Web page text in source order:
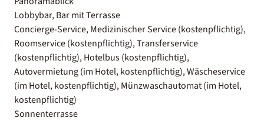
Lobbybar, Bar mit Terrasse
Concierge-Service, Medizinischer Service (kostenpflichtig),
Roomservice (kostenpflichtig), Transferservice
(kostenpflichtig), Hotelbus (kostenpflichtig),
Autovermietung (im Hotel, kostenpflichtig), Wäscheservice
(im Hotel, kostenpflichtig), Münzwaschautomat (im Hotel,
kostenpflichtig)
Sonnenterrasse